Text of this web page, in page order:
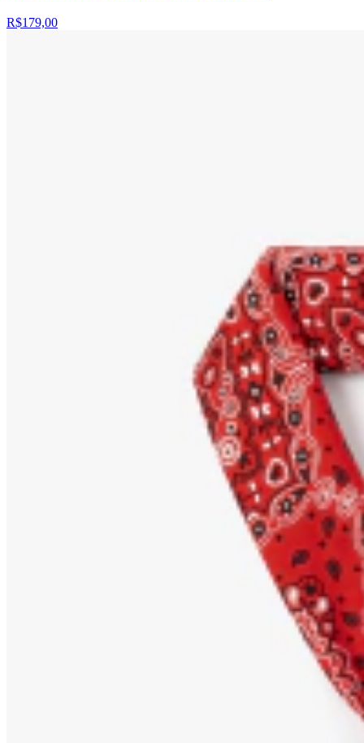
R$179,00